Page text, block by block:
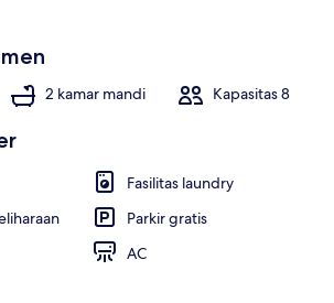
2 kamar mandi Kapasitas 8
Fasilitas laundry
Parkir gratis
AC